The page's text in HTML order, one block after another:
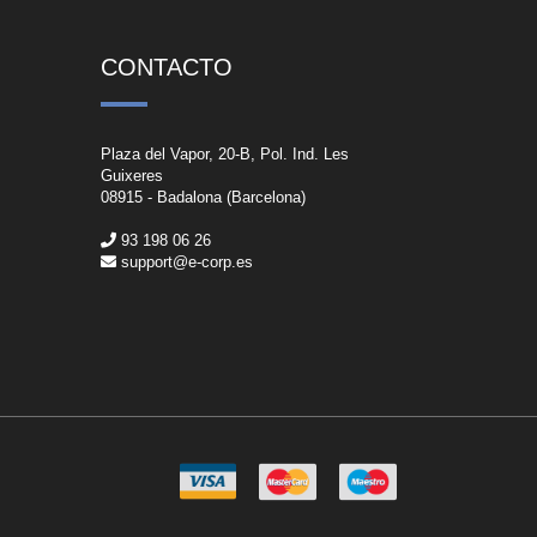
CONTACTO
Plaza del Vapor, 20-B, Pol. Ind. Les
Guixeres
08915 - Badalona (Barcelona)
93 198 06 26
support@e-corp.es